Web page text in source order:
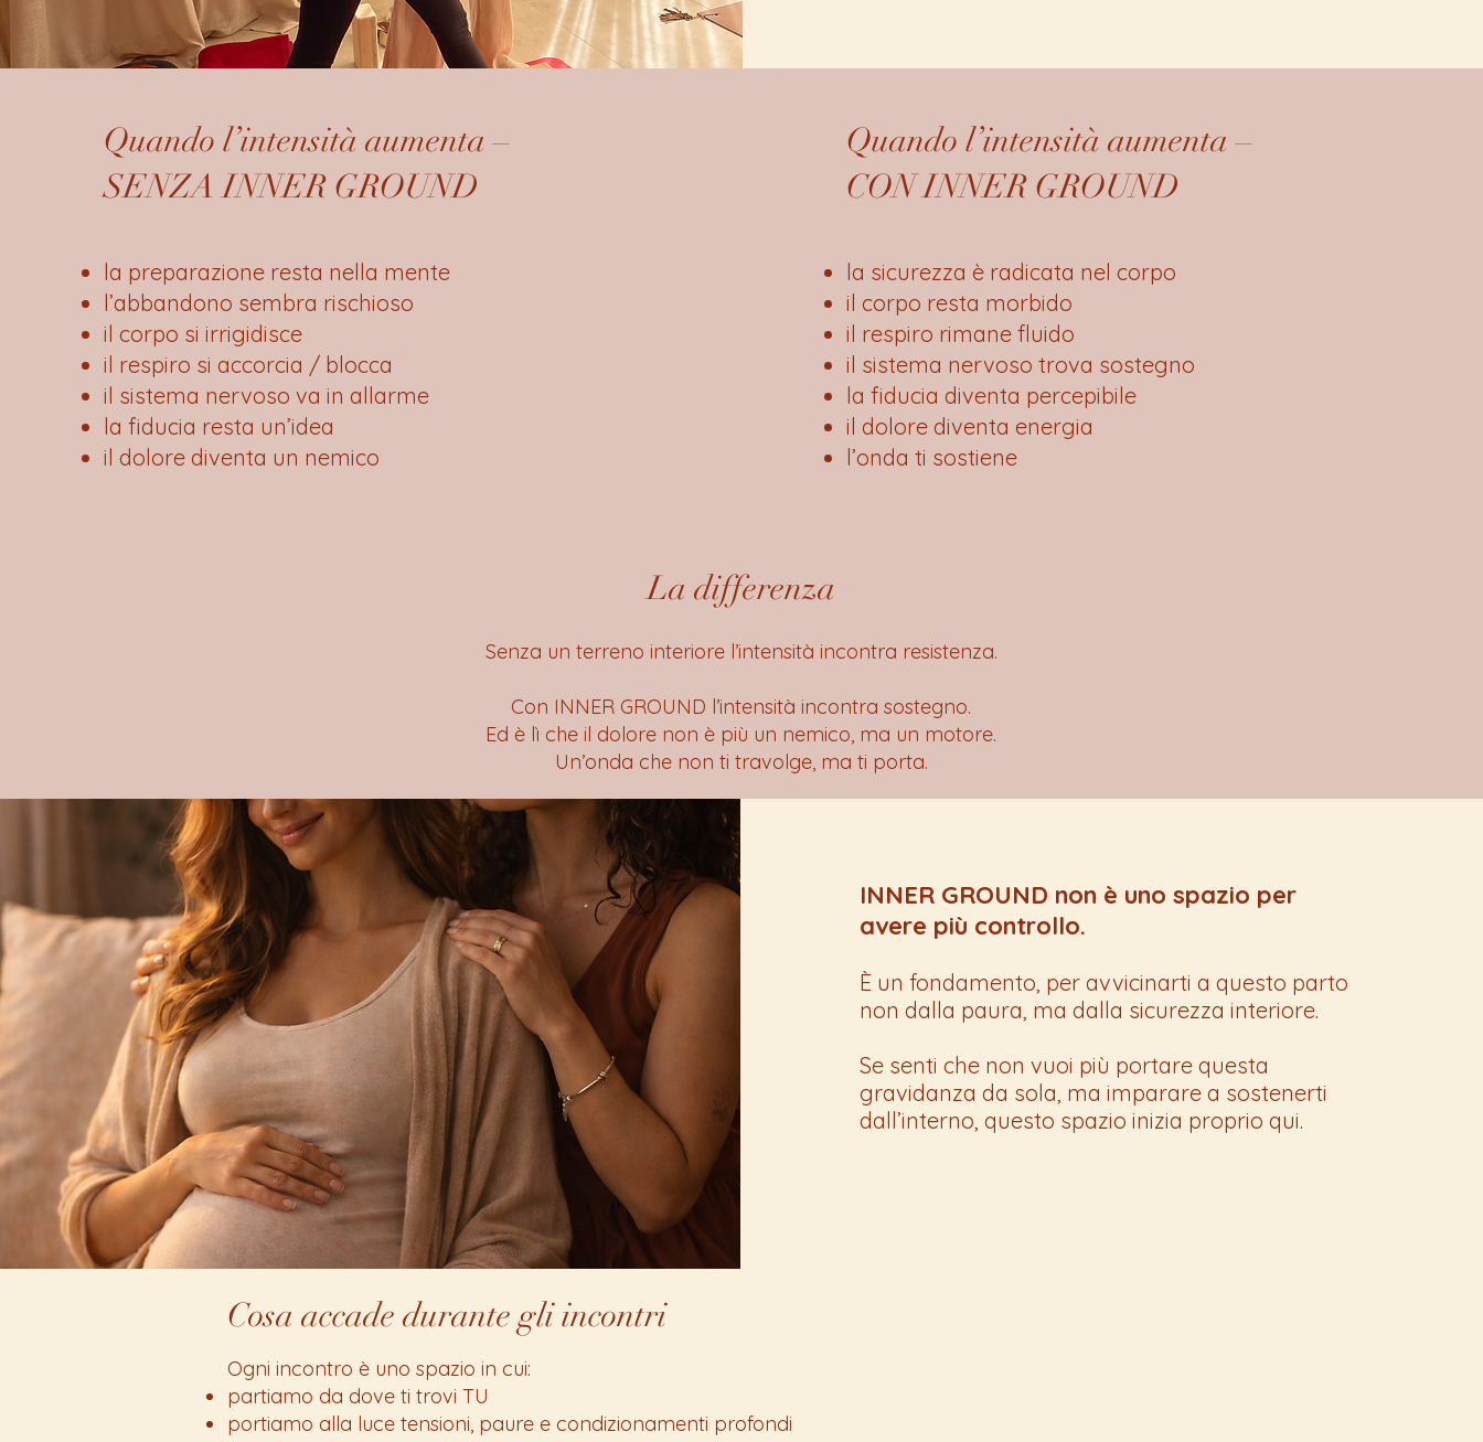
Quando l’intensità aumenta –
SENZA INNER GROUND
la preparazione resta nella mente
l’abbandono sembra rischioso
il corpo si irrigidisce
il respiro si accorcia / blocca
il sistema nervoso va in allarme
la fiducia resta un’idea
il dolore diventa un nemico
Quando l’intensità aumenta –
CON INNER GROUND
la sicurezza è radicata nel corpo
il corpo resta morbido
il respiro rimane fluido
il sistema nervoso trova sostegno
la fiducia diventa percepibile
il dolore diventa energia
l’onda ti sostiene
La differenza
Senza un terreno interiore l’intensità incontra resistenza.
Con INNER GROUND l’intensità incontra sostegno.
Ed è lì che il dolore non è più un nemico, ma un motore.
Un’onda che non ti travolge, ma ti porta.
INNER GROUND non è uno spazio per
avere più controllo.
È un fondamento, per avvicinarti a questo parto
non dalla paura, ma dalla sicurezza interiore.
Se senti che non vuoi più portare questa
gravidanza da sola, ma imparare a sostenerti
dall’interno, questo spazio inizia proprio qui.
Cosa accade durante gli incontri
Ogni incontro è uno spazio in cui:
partiamo da dove ti trovi TU
portiamo alla luce tensioni, paure e condizionamenti profondi